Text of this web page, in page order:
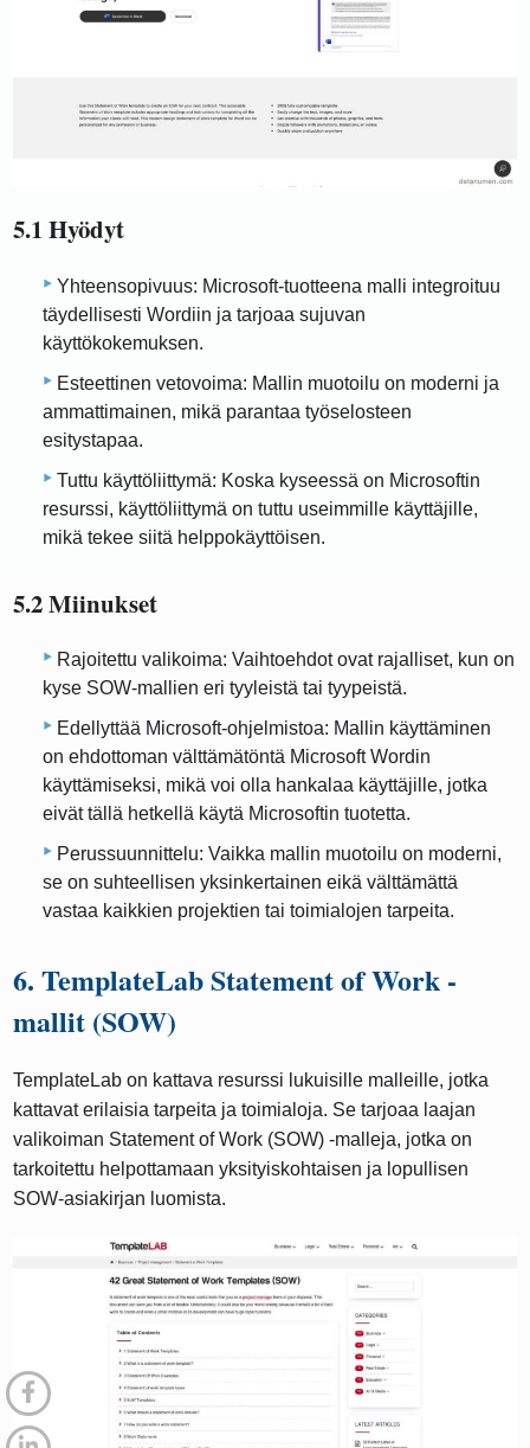
5.1 Hyödyt
Yhteensopivuus: Microsoft-tuotteena malli integroituu
täydellisesti Wordiin ja tarjoaa sujuvan
käyttökokemuksen.
Esteettinen vetovoima: Mallin muotoilu on moderni ja
ammattimainen, mikä parantaa työselosteen
esitystapaa.
Tuttu käyttöliittymä: Koska kyseessä on Microsoftin
resurssi, käyttöliittymä on tuttu useimmille käyttäjille,
mikä tekee siitä helppokäyttöisen.
5.2 Miinukset
Rajoitettu valikoima: Vaihtoehdot ovat rajalliset, kun on
kyse SOW-mallien eri tyyleistä tai tyypeistä.
Edellyttää Microsoft-ohjelmistoa: Mallin käyttäminen
on ehdottoman välttämätöntä Microsoft Wordin
käyttämiseksi, mikä voi olla hankalaa käyttäjille, jotka
eivät tällä hetkellä käytä Microsoftin tuotetta.
Perussuunnittelu: Vaikka mallin muotoilu on moderni,
se on suhteellisen yksinkertainen eikä välttämättä
vastaa kaikkien projektien tai toimialojen tarpeita.
6. TemplateLab Statement of Work -
mallit (SOW)
TemplateLab on kattava resurssi lukuisille malleille, jotka
kattavat erilaisia ​​tarpeita ja toimialoja. Se tarjoaa laajan
valikoiman Statement of Work (SOW) -malleja, jotka on
tarkoitettu helpottamaan yksityiskohtaisen ja lopullisen
SOW-asiakirjan luomista.